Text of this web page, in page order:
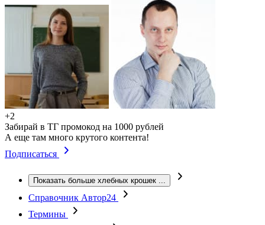
+2
Забирай в ТГ промокод на 1000 рублей
А еще там много крутого контента!
Подписаться
Показать больше хлебных крошек ...
Справочник Автор24
Термины